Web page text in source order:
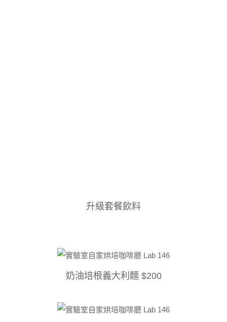
升級套餐飲料
奶油培根義大利麵 $200